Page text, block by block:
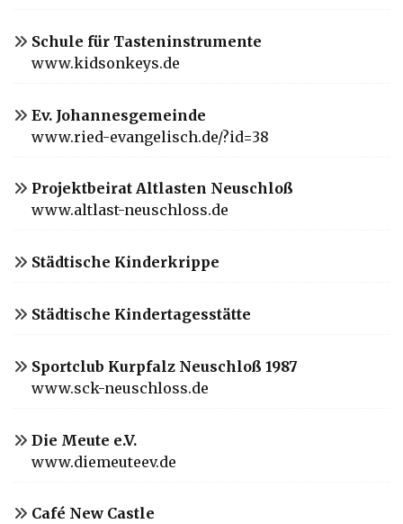
Schule für Tasteninstrumente
www.kidsonkeys.de
Ev. Johannesgemeinde
www.ried-evangelisch.de/?id=38
Projektbeirat Altlasten Neuschloß
www.altlast-neuschloss.de
Städtische Kinderkrippe
Städtische Kindertagesstätte
Sportclub Kurpfalz Neuschloß 1987
www.sck-neuschloss.de
Die Meute e.V.
www.diemeuteev.de
Café New Castle